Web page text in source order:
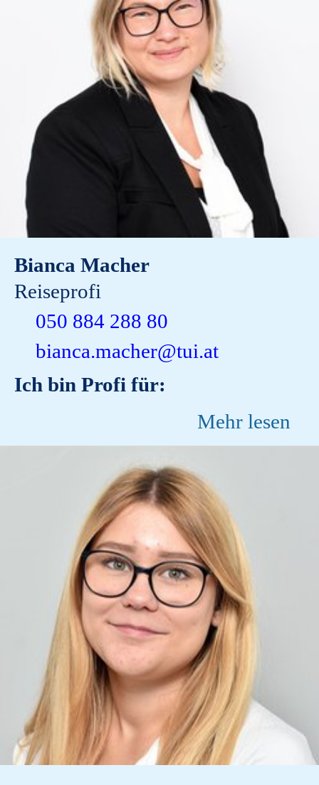
Bianca Macher
Reiseprofi
050 884 288 80
bianca.macher@tui.at
Ich bin Profi für:
Mehr lesen